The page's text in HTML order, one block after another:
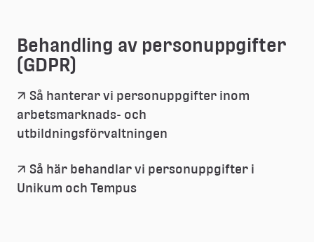
Behandling av personuppgifter
(GDPR)
Så hanterar vi personuppgifter inom
arbetsmarknads- och
utbildningsförvaltningen
Så här behandlar vi personuppgifter i
Unikum och Tempus